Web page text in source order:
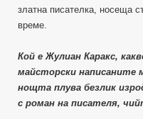
златна писателка, носеща
време.
Кой е Жулиан Каракс,
майсторски написаните
нощта плува безлик
с роман на писателя,